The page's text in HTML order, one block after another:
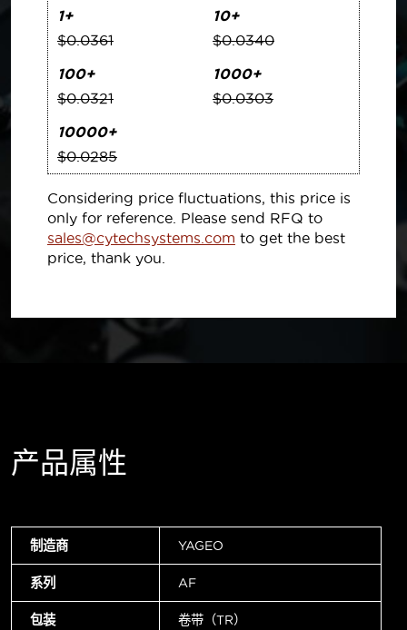
1+
$0.0361
10+
$0.0340
100+
$0.0321
1000+
$0.0303
10000+
$0.0285
Considering price fluctuations, this price is
only for reference. Please send RFQ to
sales@cytechsystems.com to get the best
price, thank you.
产品属性
制造商 YAGEO
系列 AF
包装 卷带（TR）